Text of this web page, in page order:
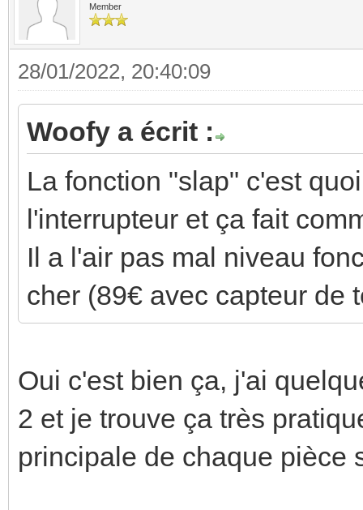
Member
28/01/2022, 20:40:09
Woofy a écrit :
La fonction "slap" c'est
l'interrupteur et ça fait
Il a l'air pas mal niveau
cher (89€ avec capteur de
Oui c'est bien ça, j'ai
2 et je trouve ça très
principale de chaque pièce